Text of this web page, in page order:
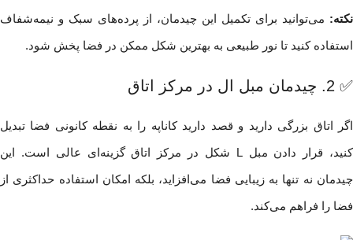
نکته: می‌توانید برای تکمیل این چیدمان، از پرده‌های سبک و نیمه‌شفاف
استفاده کنید تا نور طبیعی به بهترین شکل ممکن در فضا پخش شود.
✅ 2. چیدمان مبل ال در مرکز اتاق
اگر اتاق بزرگی دارید و قصد دارید کاناپه را به نقطه کانونی فضا تبدیل
کنید، قرار دادن مبل L شکل در مرکز اتاق گزینه‌ای عالی است. این
چیدمان نه تنها به زیبایی فضا می‌افزاید، بلکه امکان استفاده حداکثری از
فضا را فراهم می‌کند.